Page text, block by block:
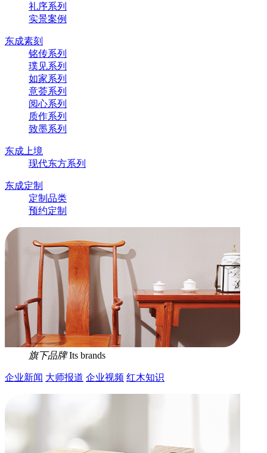
礼序系列
实景案例
东成素刻
铭传系列
璞见系列
如家系列
意荟系列
阅心系列
质作系列
致墨系列
东成上境
现代东方系列
东成定制
定制品类
预约定制
旗下品牌 Its brands
企业新闻 大师报道 企业视频 红木知识